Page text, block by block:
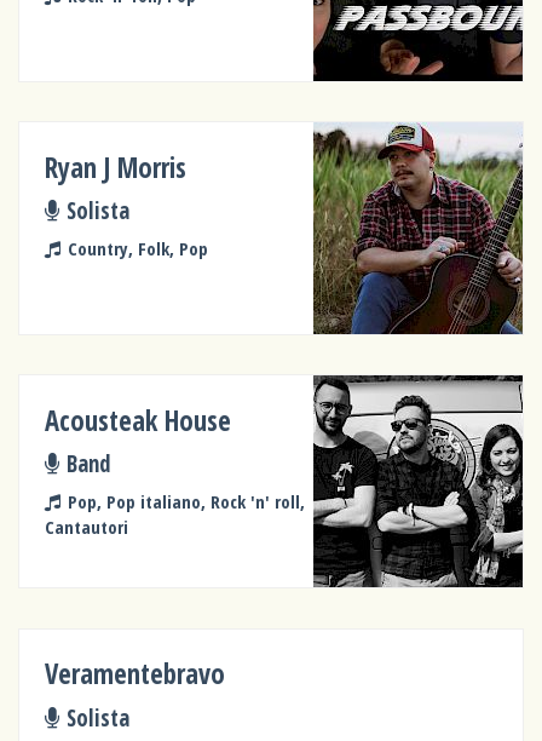
Ryan J Morris
Solista
Country, Folk, Pop
Acousteak House
Band
Pop, Pop italiano, Rock 'n' roll,
Cantautori
Veramentebravo
Solista